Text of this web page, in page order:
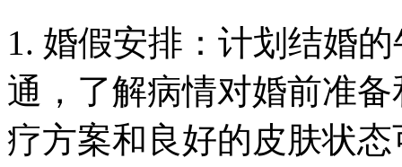
1. 婚假安排：计划结婚
通，了解病情对婚前准
疗方案和良好的皮肤状